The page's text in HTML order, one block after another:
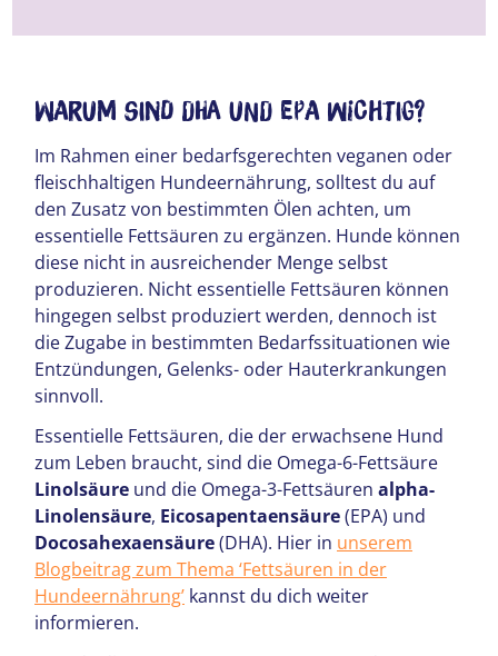
Warum sind DHA und EPA wichtig?
Im Rahmen einer bedarfsgerechten veganen oder
fleischhaltigen Hundeernährung, solltest du auf
den Zusatz von bestimmten Ölen achten, um
essentielle Fettsäuren zu ergänzen. Hunde können
diese nicht in ausreichender Menge selbst
produzieren. Nicht essentielle Fettsäuren können
hingegen selbst produziert werden, dennoch ist
die Zugabe in bestimmten Bedarfssituationen wie
Entzündungen, Gelenks- oder Hauterkrankungen
sinnvoll.
Essentielle Fettsäuren, die der erwachsene Hund
zum Leben braucht, sind die Omega-6-Fettsäure
Linolsäure und die Omega-3-Fettsäuren alpha-
Linolensäure, Eicosapentaensäure(EPA) und
Docosahexaensäure(DHA). Hier in unserem
Blogbeitrag zum Thema ‘Fettsäuren in der
Hundeernährung’ kannst du dich weiter
informieren.